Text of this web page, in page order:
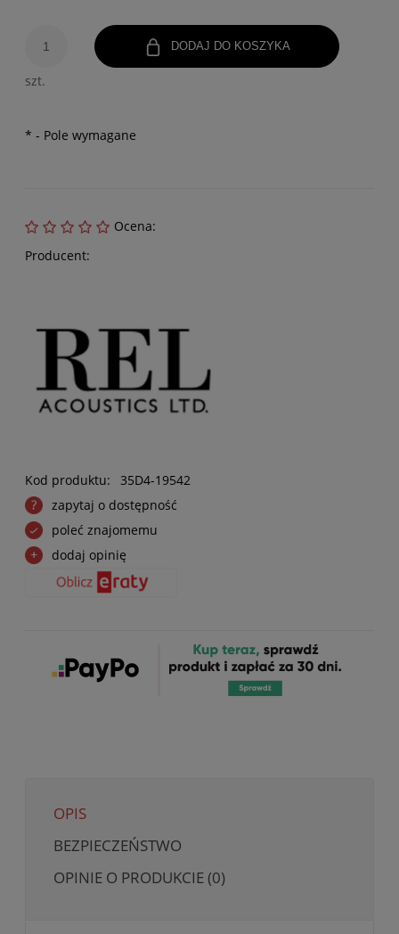
szt.
DODAJ DO KOSZYKA
* - Pole wymagane
Ocena:
Producent:
Kod produktu:
35D4-19542
zapytaj o dostępność
poleć znajomemu
dodaj opinię
OPIS
BEZPIECZEŃSTWO
OPINIE O PRODUKCIE (0)